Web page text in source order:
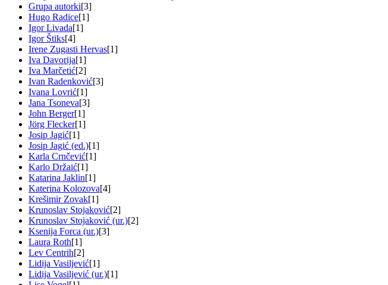
Grupa autorki[3]
Hugo Radice[1]
Igor Livada[1]
Igor Štiks[4]
Irene Zugasti Hervas[1]
Iva Davorija[1]
Iva Marčetić[2]
Ivan Radenković[3]
Ivana Lovrić[1]
Jana Tsoneva[3]
John Berger[1]
Jörg Flecker[1]
Josip Jagić[1]
Josip Jagić (ed.)[1]
Karla Crnčević[1]
Karlo Držaić[1]
Katarina Jaklin[1]
Katerina Kolozova[4]
Krešimir Zovak[1]
Krunoslav Stojaković[2]
Krunoslav Stojaković (ur.)[2]
Ksenija Forca (ur.)[3]
Laura Roth[1]
Lev Centrih[2]
Lidija Vasiljević[1]
Lidija Vasiljević (ur.)[1]